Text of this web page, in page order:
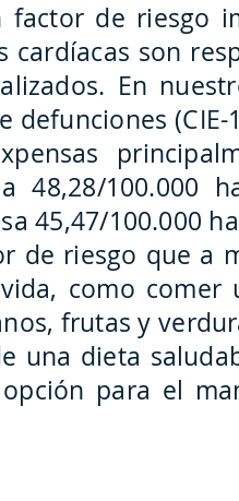
factor de riesgo
son
En
(CIE-
48,28/100.000
45,47/100.000
de riesgo que a
como comer
frutas y
una dieta
para el